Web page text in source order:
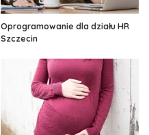
Oprogramowanie dla działu HR
Szczecin